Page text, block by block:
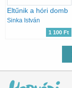
Eltűnik a hóri domb
Sinka István
1 100 Ft